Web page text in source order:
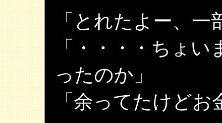
「とれたよー、一
「・・・・ちょ
ったのか」
「余ってたけど